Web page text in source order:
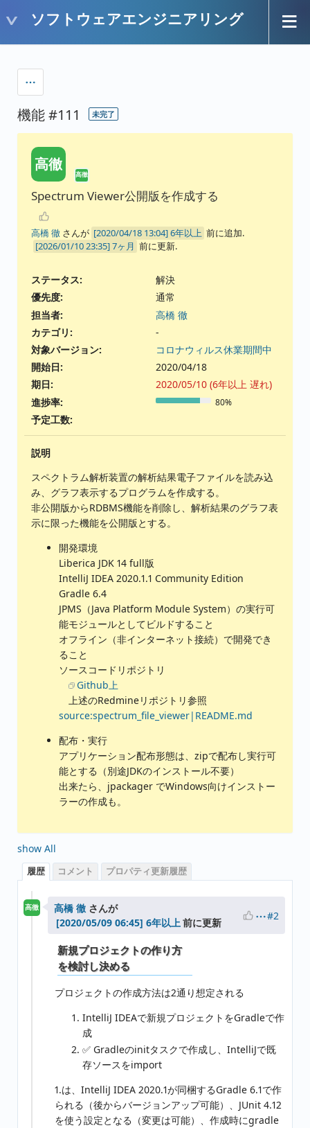
ソフトウェアエンジニアリング
機能 #111 未完了
高徹
高徹
Spectrum Viewer公開版を作成する
高橋 徹 さんが 6年以上 前に追加.
7ヶ月 前に更新.
ステータス:
解決
優先度:
通常
担当者:
高橋 徹
カテゴリ:
-
対象バージョン:
コロナウィルス休業期間中
開始日:
2020/04/18
期日:
2020/05/10 (6年以上 遅れ)
進捗率:
80%
予定工数:
説明
スペクトラム解析装置の解析結果電子ファイルを読み込
み、グラフ表示するプログラムを作成する。
非公開版からRDBMS機能を削除し、解析結果のグラフ表
示に限った機能を公開版とする。
開発環境
Liberica JDK 14 full版
IntelliJ IDEA 2020.1.1 Community Edition
Gradle 6.4
JPMS（Java Platform Module System）の実行可
能モジュールとしてビルドすること
オフライン（非インターネット接続）で開発でき
ること
ソースコードリポジトリ
Github上
上述のRedmineリポジトリ参照
source:spectrum_file_viewer|README.md
配布・実行
アプリケーション配布形態は、zipで配布し実行可
能とする（別途JDKのインストール不要）
出来たら、jpackager でWindows向けインストー
ラーの作成も。
show All
履歴 コメント プロパティ更新履歴
高徹 高橋 徹 さんが
6年以上前に更新
#2
新規プロジェクトの作り方
を検討し決める
プロジェクトの作成方法は2通り想定される
IntelliJ IDEAで新規プロジェクトをGradleで作
成
✅ Gradleのinitタスクで作成し、IntelliJで既
存ソースをimport
1.は、IntelliJ IDEA 2020.1が同梱するGradle 6.1で作
られる（後からバージョンアップ可能）、JUnit 4.12
を使う設定となる（変更は可能）、作成時にgradle